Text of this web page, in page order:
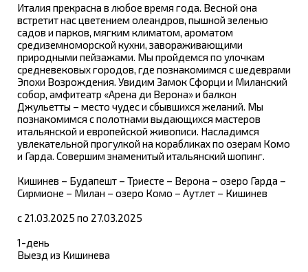
Италия прекрасна в любое время года. Весной она
встретит нас цветением олеандров, пышной зеленью
садов и парков, мягким климатом, ароматом
средиземноморской кухни, завораживающими
природными пейзажами. Мы пройдемся по улочкам
средневековых городов, где познакомимся с шедеврами
Эпохи Возрождения. Увидим Замок Сфорци и Миланский
собор, амфитеатр «Арена ди Верона» и балкон
Джульетты – место чудес и сбывшихся желаний. Мы
познакомимся с полотнами выдающихся мастеров
итальянской и европейской живописи. Насладимся
увлекательной прогулкой на корабликах по озерам Комо
и Гарда. Совершим знаменитый итальянский шопинг.
Кишинев – Будапешт – Триесте – Верона – озеро Гарда –
Сирмионе – Милан – озеро Комо – Аутлет – Кишинев
с 21.03.2025 по 27.03.2025
1-день
Выезд из Кишинева